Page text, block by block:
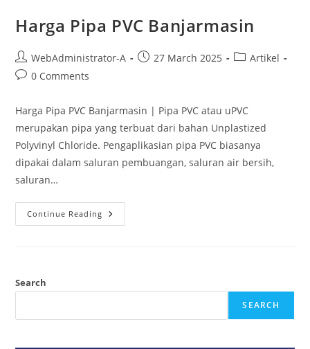
Harga Pipa PVC Banjarmasin
WebAdministrator-A 27 March 2025
Artikel
0 Comments
Harga Pipa PVC Banjarmasin | Pipa PVC atau uPVC
merupakan pipa yang terbuat dari bahan Unplastized
Polyvinyl Chloride. Pengaplikasian pipa PVC biasanya
dipakai dalam saluran pembuangan, saluran air bersih,
saluran…
Continue Reading
Search
SEARCH